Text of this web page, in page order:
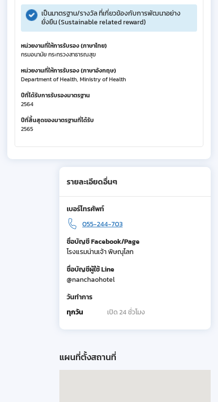
เป็นมาตรฐาน/รางวัล ที่เกี่ยวข้องกับการพัฒนาอย่าง
ยั่งยืน (Sustainable related reward)
หน่วยงานที่ให้การรับรอง (ภาษาไทย)
กรมอนามัย กระทรวงสาธารณสุข
หน่วยงานที่ให้การรับรอง (ภาษาอังกฤษ)
Department of Health, Ministry of Health
ปีที่ได้รับการรับรองมาตรฐาน
2564
ปีที่สิ้นสุดของมาตรฐานที่ได้รับ
2565
รายละเอียดอื่นๆ
เบอร์โทรศัพท์
055-244-703
ชื่อบัญชี Facebook/Page
โรงแรมน่านเจ้า พิษณุโลก
ชื่อบัญชีผู้ใช้ Line
@nanchaohotel
วันทำการ
ทุกวัน
เปิด 24 ชั่วโมง
แผนที่ตั้งสถานที่